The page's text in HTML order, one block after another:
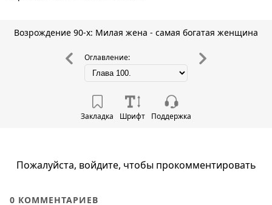
Возрождение 90-х: Милая жена - самая богатая женщина
Оглавление:
Закладка Шрифт Поддержка
Пожалуйста, войдите, чтобы прокомментировать
0 КОММЕНТАРИЕВ